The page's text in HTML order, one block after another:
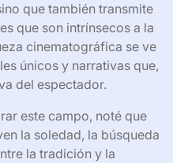
que también transmite
que son intrínsecos a la
cinematográfica se ve
únicos y narrativas que,
del espectador.
este campo, noté que
la soledad, la búsqueda
la tradición y la